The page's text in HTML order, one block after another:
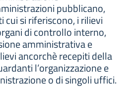
pubblicano,
si riferiscono, i rilievi
di controllo interno,
amministrativa e
ancorchè recepiti della
l’organizzazione e
o di singoli uffici.